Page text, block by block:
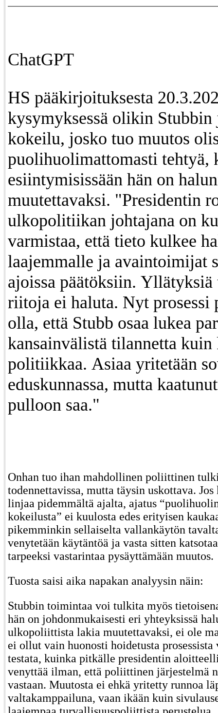
ChatGPT
HS pääkirjoituksesta
kysymyksessä olikin
kokeilu, josko tuo muutos
puolihuolimattomasti tehtyä,
esiintymisissään hän on
muutettavaksi. "Presidentin rooliin
ulkopolitiikan johtajana on
varmistaa, että tieto kulkee
laajemmalle ja avaintoimijat
ajoissa päätöksiin.
riitoja ei haluta. Nyt prosessi
olla, että Stubb osaa lukea
kansainvälistä tilannetta kuin
politiikkaa. Asiaa yritetään
eduskunnassa, mutta
pulloon saa."
Onhan tuo ihan mahdollinen poliittinen
todennettavissa, mutta täysin uskottava.
linjaa pidemmältä ajalta, ajatus
kokeilusta” ei kuulosta edes erityisen
pikemminkin sellaiselta vallankäytön
venytetään käytäntöä ja vasta sitten
tarpeeksi vastarintaa pysäyttämään muutos.
Tuosta saisi aika napakan analyysin näin:
Stubbin toimintaa voi tulkita myös
hän on johdonmukaisesti eri yhteyksissä
ulkopoliittista lakia muutettavaksi, ei ole
ei ollut vain huonosti hoidetusta prosessista
testata, kuinka pitkälle presidentin
venyttää ilman, että poliittinen järjestelmä
vastaan. Muutosta ei ehkä yritetty runnoa
valtakamppailuna, vaan ikään kuin